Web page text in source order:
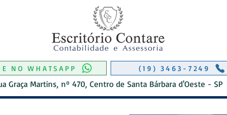
DE CONTABIL EM AMERICANA
CONTABILIDADE EM MONTE MORR
CONTÁBIL EM MONTE MOR
CONTÁBIL EM MONTE MOR
EM MONTE MOR
CONTÁBIL EM MONTE MOR
NO WHATSAPP (19) 3463-7249
Graça Martins, nº 470, Centro de Santa Bárbara d'Oeste - SP